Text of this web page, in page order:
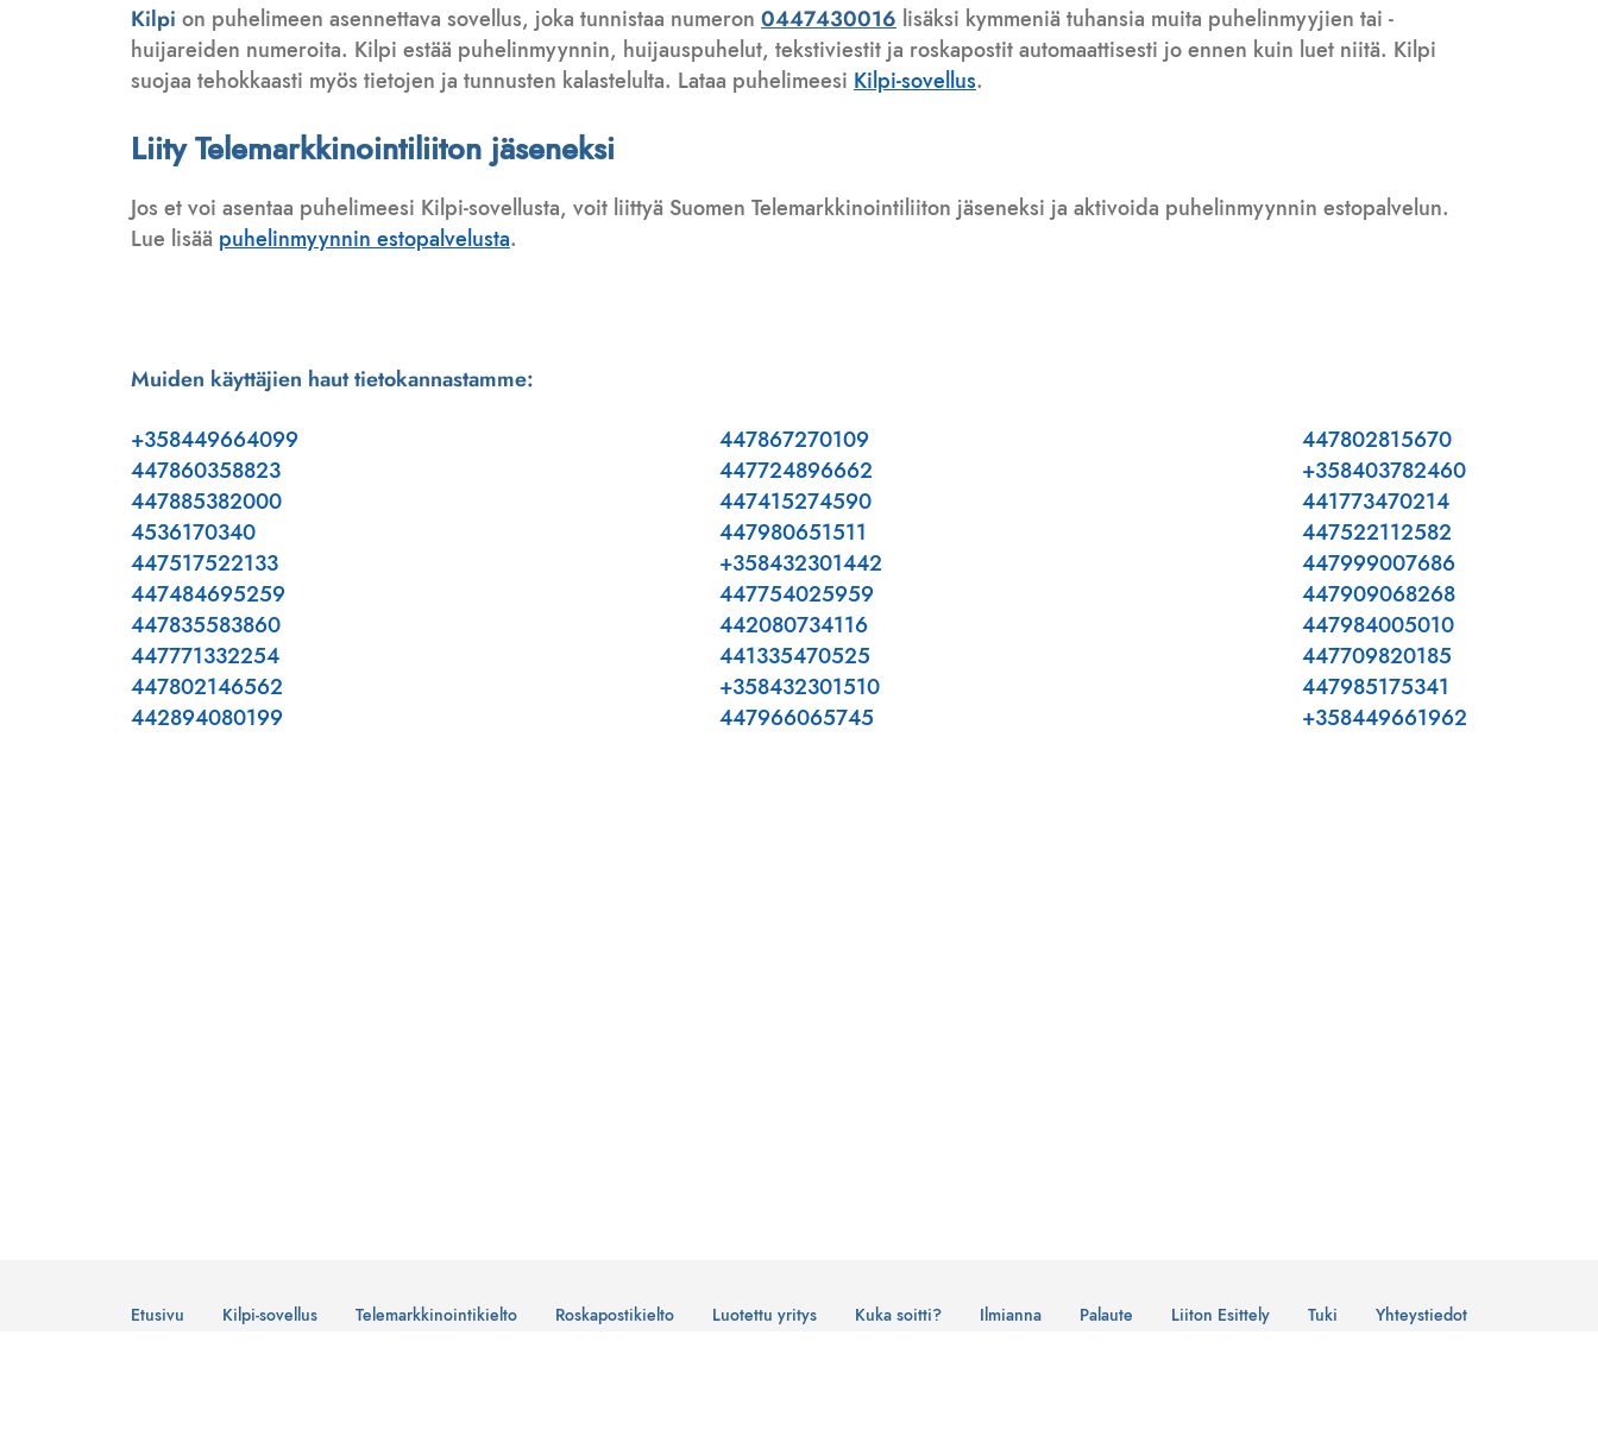
Kilpi on puhelimeen asennettava sovellus, joka tunnistaa numeron 0447430016 lisäksi kymmeniä tuhansia muita puhelinmyyjien tai -
huijareiden numeroita. Kilpi estää puhelinmyynnin, huijauspuhelut, tekstiviestit ja roskapostit automaattisesti jo ennen kuin luet niitä. Kilpi
suojaa tehokkaasti myös tietojen ja tunnusten kalastelulta. Lataa puhelimeesi Kilpi-sovellus.
Liity Telemarkkinointiliiton jäseneksi
Jos et voi asentaa puhelimeesi Kilpi-sovellusta, voit liittyä Suomen Telemarkkinointiliiton jäseneksi ja aktivoida puhelinmyynnin estopalvelun.
Lue lisää puhelinmyynnin estopalvelusta.
Muiden käyttäjien haut tietokannastamme:
+358449664099
447860358823
447885382000
4536170340
447517522133
447484695259
447835583860
447771332254
447802146562
442894080199
447867270109
447724896662
447415274590
447980651511
+358432301442
447754025959
442080734116
441335470525
+358432301510
447966065745
447802815670
+358403782460
441773470214
447522112582
447999007686
447909068268
447984005010
447709820185
447985175341
+358449661962
Etusivu Kilpi-sovellus Telemarkkinointikielto Roskapostikielto Luotettu yritys Kuka soitti? Ilmianna Palaute Liiton Esittely Tuki
Yhteystiedot